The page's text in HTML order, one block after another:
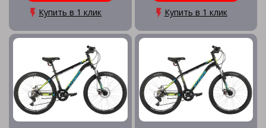
Купить в 1 клик Купить в 1 клик